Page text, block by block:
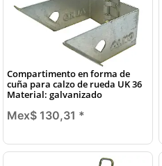
Compartimento en forma de
cuña para calzo de rueda UK 36
Material: galvanizado
Mex$ 130,31 *